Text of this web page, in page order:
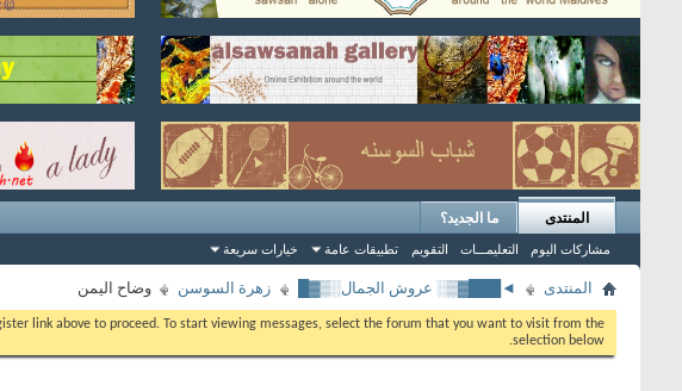
المنتدى
مشاركات اليوم التعليمـــات التقويم تطبيقات عامة خيارات سريعة
ما الجديد؟
المنتدى ◄███▓▒░ عروش الجمال░▒▓█ زهرة السوسن وضاح اليمن
link above to proceed. To start viewing messages, select the forum that you want to visit from the
selection below.